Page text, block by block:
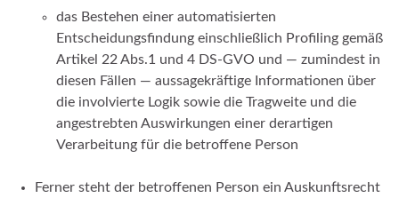
das Bestehen einer automatisierten
Entscheidungsfindung einschließlich Profiling gemäß
Artikel 22 Abs.1 und 4 DS-GVO und — zumindest in
diesen Fällen — aussagekräftige Informationen über
die involvierte Logik sowie die Tragweite und die
angestrebten Auswirkungen einer derartigen
Verarbeitung für die betroffene Person
Ferner steht der betroffenen Person ein Auskunftsrecht